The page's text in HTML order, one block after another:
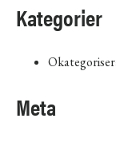
Kategorier
Meta